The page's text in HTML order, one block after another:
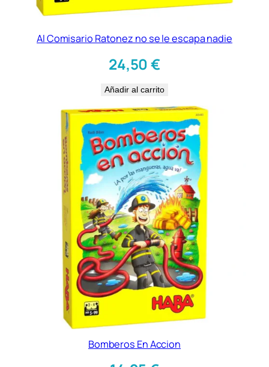
Al Comisario Ratonez no se le escapa nadie
24,50€
Añadir al carrito
Bomberos En Accion